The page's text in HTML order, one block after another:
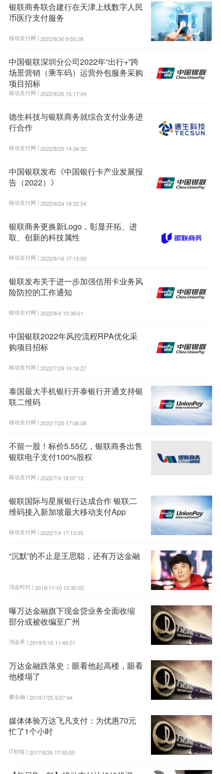
银联商务联合建行在天津上线数字人民
币医疗支付服务
移动支付网 | 2022/8/30 9:55:26
中国银联深圳分公司2022年“出行+”跨
场景营销（乘车码）运营外包服务采购
项目招标
移动支付网 | 2022/8/26 15:17:04
德生科技与银联商务就综合支付业务进
行合作
移动支付网 | 2022/8/25 14:34:32
中国银联发布《中国银行卡产业发展报
告（2022）》
移动支付网 | 2022/8/24 16:32:54
银联商务更换新Logo，彰显开拓、进
取、创新的科技属性
移动支付网 | 2022/8/16 17:15:00
银联发布关于进一步加强信用卡业务风
险防控的工作通知
移动支付网 | 2022/8/4 10:36:51
中国银联2022年风控流程RPA优化采
购项目招标
移动支付网 | 2022/7/29 14:16:27
泰国最大手机银行开泰银行开通支持银
联二维码
移动支付网 | 2022/7/25 17:06:08
不留一股！标价5.55亿，银联商务出售
银联电子支付100%股权
移动支付网 | 2022/7/4 18:07:12
银联国际与星展银行达成合作 银联二
维码接入新加坡最大移动支付App
移动支付网 | 2022/7/4 17:13:05
“沉默”的不止是王思聪，还有万达金融
消金时代 | 2019/11/10 12:30:02
曝万达金融旗下现金贷业务全面收缩
部分或被收编至广州
消金界 | 2019/5/15 11:45:01
万达金融跌落史：眼看他起高楼，眼看
他楼塌了
馨金融 | 2019/1/25 9:27:44
媒体体验万达飞凡支付：为优惠70元
忙了1个小时
IT时报 | 2017/6/26 17:50:00